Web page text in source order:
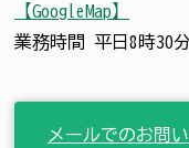
【GoogleMap】
業務時間 平日8時30
メールでのお問